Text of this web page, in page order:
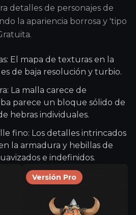
detalles de personajes de
la apariencia borrosa y 'tipo
El mapa de texturas en la
de baja resolución y turbio.
La malla carece de
parece un bloque sólido de
hebras individuales.
fino: Los detalles intrincados
la armadura y hebillas de
e indefinidos.
Versión Pro